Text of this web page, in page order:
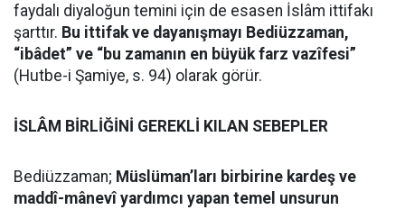
faydalı diyaloğun temini için de esasen İslâm ittifakı
şarttır. Bu ittifak ve dayanışmayı Bediüzzaman,
“ibâdet” ve “bu zamanın en büyük farz vazîfesi”
(Hutbe-i Şamiye, s. 94) olarak görür.
İSLÂM BİRLİĞİNİ GEREKLİ KILAN SEBEPLER
Bediüzzaman; Müslüman’ları birbirine kardeş ve
maddî-mânevî yardımcı yapan temel unsurun